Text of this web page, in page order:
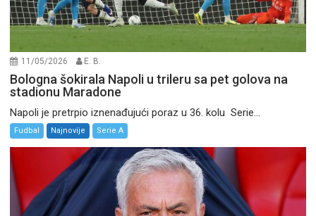
11/05/2026 E. B.
Bologna šokirala Napoli u trileru sa pet golova na
stadionu Maradone
Napoli je pretrpio iznenađujući poraz u 36. kolu Serie...
Fudbal Najnovije Serie A